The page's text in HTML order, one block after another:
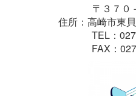
〒３７０
住所：高崎市東
TEL：
FAX：